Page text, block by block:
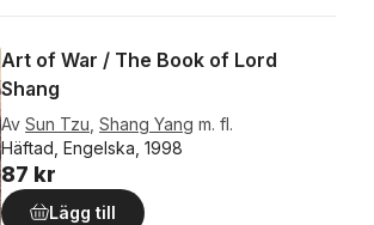
Art of War / The Book of Lord
Shang
Av Sun Tzu Shang Yang m. fl.
Häftad, Engelska, 1998
87 kr
Lägg till